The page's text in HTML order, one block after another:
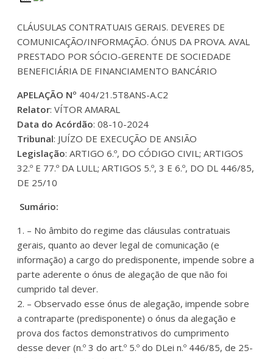
CLÁUSULAS CONTRATUAIS GERAIS. DEVERES DE
COMUNICAÇÃO/INFORMAÇÃO. ÓNUS DA PROVA. AVAL
PRESTADO POR SÓCIO-GERENTE DE SOCIEDADE
BENEFICIÁRIA DE FINANCIAMENTO BANCÁRIO
APELAÇÃO Nº 404/21.5T8ANS-A.C2
Relator: VÍTOR AMARAL
Data do Acórdão: 08-10-2024
Tribunal: JUÍZO DE EXECUÇÃO DE ANSIÃO
Legislação: ARTIGO 6.º, DO CÓDIGO CIVIL; ARTIGOS
32.º E 77.º DA LULL; ARTIGOS 5.º, 3 E 6.º, DO DL 446/85,
DE 25/10
Sumário:
1. – No âmbito do regime das cláusulas contratuais
gerais, quanto ao dever legal de comunicação (e
informação) a cargo do predisponente, impende sobre a
parte aderente o ónus de alegação de que não foi
cumprido tal dever.
2. – Observado esse ónus de alegação, impende sobre
a contraparte (predisponente) o ónus da alegação e
prova dos factos demonstrativos do cumprimento
desse dever (n.º 3 do art.º 5.º do DLei n.º 446/85, de 25-